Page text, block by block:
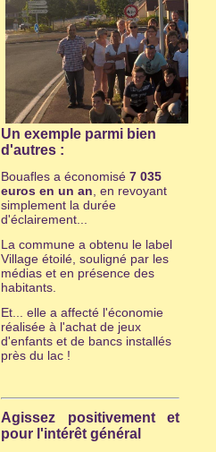
Un exemple parmi bien
d'autres :
Bouafles a économisé 7 035
euros en un an, en revoyant
simplement la durée
d'éclairement...
La commune a obtenu le label
Village étoilé, souligné par les
médias et en présence des
habitants.
Et... elle a affecté l'économie
réalisée à l'achat de jeux
d'enfants et de bancs installés
près du lac !
Agissez positivement et
pour l'intérêt général